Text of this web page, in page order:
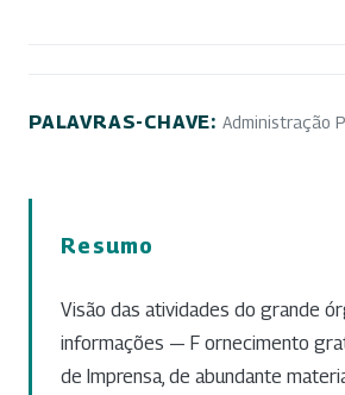
PALAVRAS-CHAVE: Administração
Resumo
Visão das atividades do grande
informações — F ornecimento
de Imprensa, de abundante